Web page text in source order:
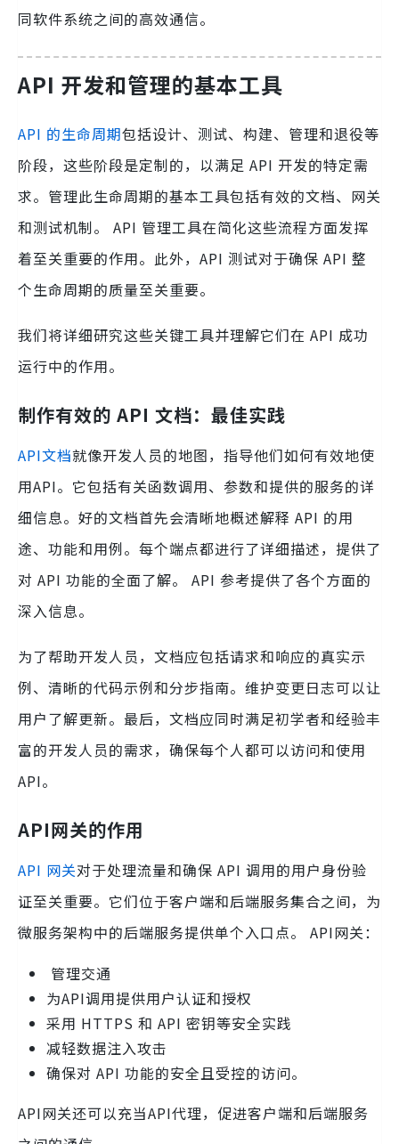
同软件系统之间的高效通信。
API 开发和管理的基本工具
API 的生命周期包括设计、测试、构建、管理和退役等
阶段，这些阶段是定制的，以满足 API 开发的特定需
求。管理此生命周期的基本工具包括有效的文档、网关
和测试机制。 API 管理工具在简化这些流程方面发挥
着至关重要的作用。此外，API 测试对于确保 API 整
个生命周期的质量至关重要。
我们将详细研究这些关键工具并理解它们在 API 成功
运行中的作用。
制作有效的 API 文档：最佳实践
API文档就像开发人员的地图，指导他们如何有效地使
用API​​。它包括有关函数调用、参数和提供的服务的详
细信息。好的文档首先会清晰地概述解释 API 的用
途、功能和用例。每个端点都进行了详细描述，提供了
对 API 功能的全面了解。 API 参考提供了各个方面的
深入信息。
为了帮助开发人员，文档应包括请求和响应的真实示
例、清晰的代码示例和分步指南。维护变更日志可以让
用户了解更新。最后，文档应同时满足初学者和经验丰
富的开发人员的需求，确保每个人都可以访问和使用
API。
API网关的作用
API 网关对于处理流量和确保 API 调用的用户身份验
证至关重要。它们位于客户端和后端服务集合之间，为
微服务架构中的后端服务提供单个入口点。 API网关：
管理交通
为API调用提供用户认证和授权
采用 HTTPS 和 API 密钥等安全实践
减轻数据注入攻击
确保对 API 功能的安全且受控的访问。
API网关还可以充当API代理，促进客户端和后端服务